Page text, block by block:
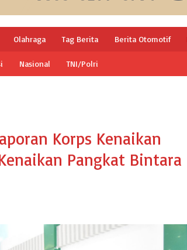
Olahraga Tag Berita Berita Otomotif
Nasional TNI/Polri
Korps Kenaikan
Pangkat Bintara